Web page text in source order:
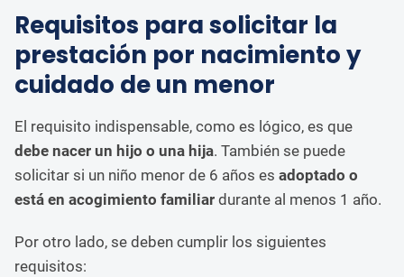
Requisitos para solicitar la
prestación por nacimiento y
cuidado de un menor
El requisito indispensable, como es lógico, es que
debe nacer un hijo o una hija. También se puede
solicitar si un niño menor de 6 años es adoptado o
está en acogimiento familiar durante al menos 1 año.
Por otro lado, se deben cumplir los siguientes
requisitos: